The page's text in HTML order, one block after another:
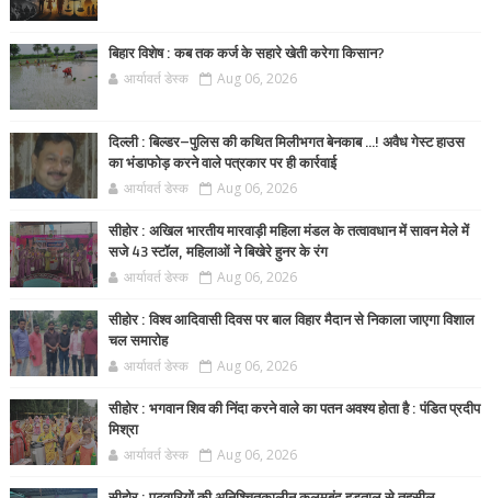
बिहार विशेष : कब तक कर्ज के सहारे खेती करेगा किसान?
आर्यावर्त डेस्क Aug 06, 2026
दिल्ली : बिल्डर–पुलिस की कथित मिलीभगत बेनकाब ...! अवैध गेस्ट हाउस
का भंडाफोड़ करने वाले पत्रकार पर ही कार्रवाई
आर्यावर्त डेस्क Aug 06, 2026
सीहोर : अखिल भारतीय मारवाड़ी महिला मंडल के तत्वावधान में सावन मेले में
सजे 43 स्टॉल, महिलाओं ने बिखेरे हुनर के रंग
आर्यावर्त डेस्क Aug 06, 2026
सीहोर : विश्व आदिवासी दिवस पर बाल विहार मैदान से निकाला जाएगा विशाल
चल समारोह
आर्यावर्त डेस्क Aug 06, 2026
सीहोर : भगवान शिव की निंदा करने वाले का पतन अवश्य होता है : पंडित प्रदीप
मिश्रा
आर्यावर्त डेस्क Aug 06, 2026